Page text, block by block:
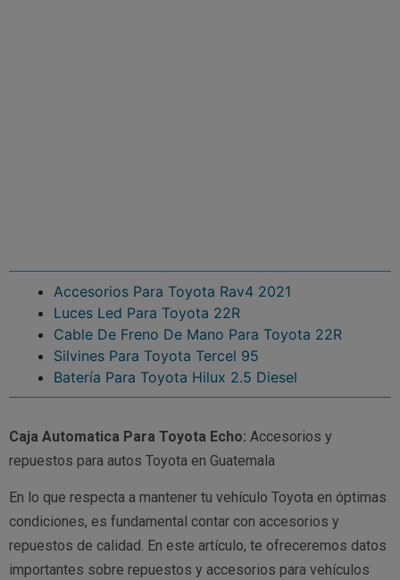
Accesorios Para Toyota Rav4 2021
Luces Led Para Toyota 22R
Cable De Freno De Mano Para Toyota 22R
Silvines Para Toyota Tercel 95
Batería Para Toyota Hilux 2.5 Diesel
Caja Automatica Para Toyota Echo: Accesorios y
repuestos para autos Toyota en Guatemala
En lo que respecta a mantener tu vehículo Toyota en óptimas
condiciones, es fundamental contar con accesorios y
repuestos de calidad. En este artículo, te ofreceremos datos
importantes sobre repuestos y accesorios para vehículos